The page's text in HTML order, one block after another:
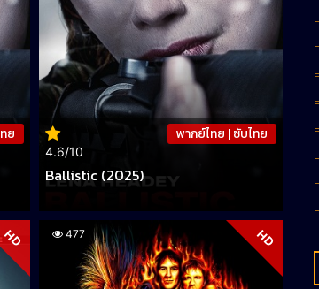
ย
4.6/10
พากย์ไทย | ซับไทย
Ballistic (2025)
HD 477 HD